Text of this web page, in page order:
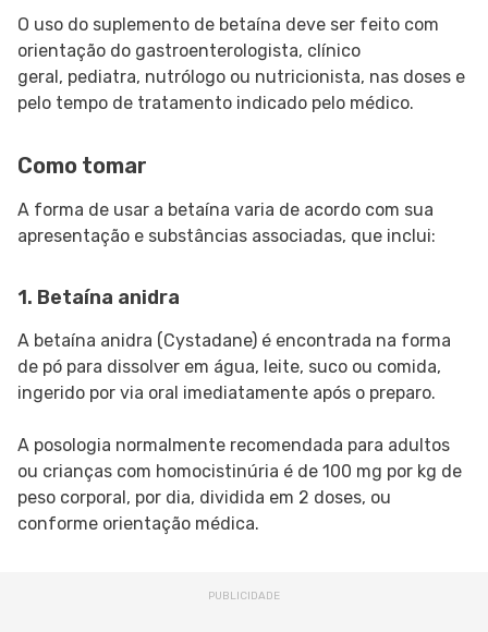
O uso do suplemento de betaína deve ser feito com
orientação do gastroenterologista, clínico
geral, pediatra, nutrólogo ou nutricionista, nas doses e
pelo tempo de tratamento indicado pelo médico.
Como tomar
A forma de usar a betaína varia de acordo com sua
apresentação e substâncias associadas, que inclui:
1. Betaína anidra
A betaína anidra (Cystadane) é encontrada na forma
de pó para dissolver em água, leite, suco ou comida,
ingerido por via oral imediatamente após o preparo.
A posologia normalmente recomendada para adultos
ou crianças com homocistinúria é de 100 mg por kg de
peso corporal, por dia, dividida em 2 doses, ou
conforme orientação médica.